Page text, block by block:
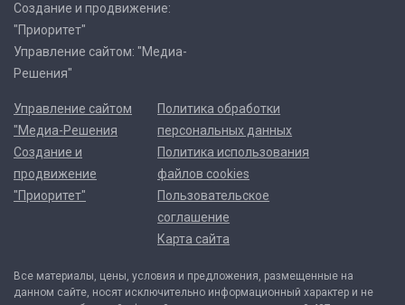
Создание и продвижение:
"Приоритет"
Управление сайтом: "Медиа-
Решения"
Управление сайтом
"Медиа-Решения
Создание и
продвижение
"Приоритет"
Политика обработки
персональных данных
Политика использования
файлов cookies
Пользовательское
соглашение
Карта сайта
Все материалы, цены, условия и предложения, размещенные на
данном сайте, носят исключительно информационный характер и не